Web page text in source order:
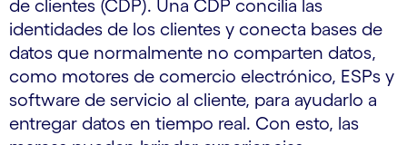
de clientes (CDP). Una CDP concilia las
identidades de los clientes y conecta bases de
datos que normalmente no comparten datos,
como motores de comercio electrónico, ESPs y
software de servicio al cliente, para ayudarlo a
entregar datos en tiempo real. Con esto, las